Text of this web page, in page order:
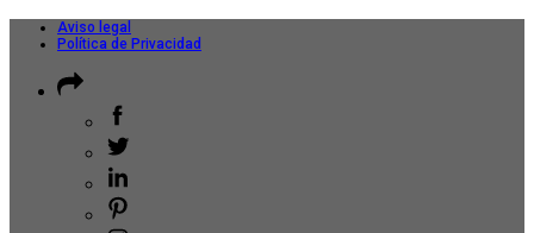
Aviso legal
Política de Privacidad